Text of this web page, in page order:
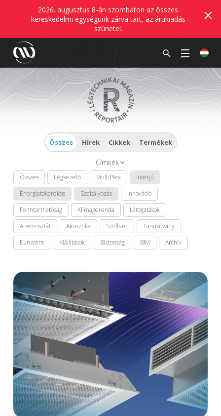
2026. augusztus 8-án szombaton az összes
kereskedelmi egységünk zárva tart, az árukiadás
szünetel.
Összes Hírek Cikkek Termékek
Címkék
Összes Légkezelő MultiPlex
Interjú
Energiatakarékos
Szabályozás
Innováció
Fenntarthatóság
Klímagerenda
Látogatások
Anemosztát
Akusztika Szoftver
Tanúsítvány
Eurovent
Kiállítások Biztonság BIM Archív